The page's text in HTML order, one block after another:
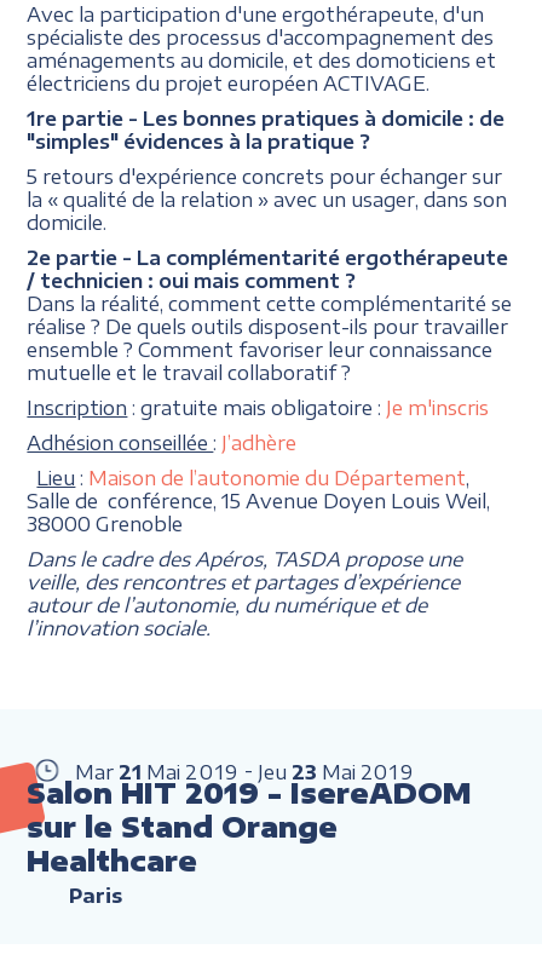
Avec la participation d'une ergothérapeute, d'un
spécialiste des processus d'accompagnement des
aménagements au domicile, et des domoticiens et
électriciens du projet européen ACTIVAGE.
1re partie - Les bonnes pratiques à domicile : de
"simples" évidences à la pratique ?
5 retours d'expérience concrets pour échanger sur
la « qualité de la relation » avec un usager, dans son
domicile.
2e partie - La complémentarité ergothérapeute
/ technicien : oui mais comment ?
Dans la réalité, comment cette complémentarité se
réalise ? De quels outils disposent-ils pour travailler
ensemble ? Comment favoriser leur connaissance
mutuelle et le travail collaboratif ?
Inscription : gratuite mais obligatoire : Je m'inscris
Adhésion conseillée: J’adhère
Lieu : Maison de l’autonomie du Département
Salle de conférence, 15 Avenue Doyen Louis Weil,
38000 Grenoble
Dans le cadre des Apéros, TASDA propose une
veille, des rencontres et partages d’expérience
autour de l’autonomie, du numérique et de
l’innovation sociale.
Mar 21 Mai 2019 Jeu 23 Mai 2019
Salon HIT 2019 - IsereADOM
sur le Stand Orange
Healthcare
Paris